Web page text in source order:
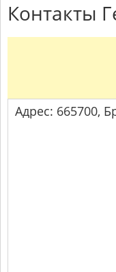
Контакты
Адрес: 665700,